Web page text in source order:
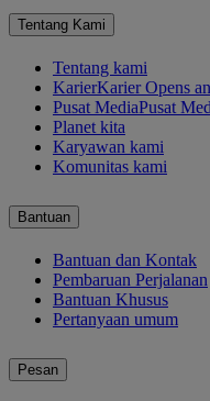
Tentang Kami
Tentang kami
KarierKarier Opens
Pusat MediaPusat
Planet kita
Karyawan kami
Komunitas kami
Bantuan
Bantuan dan Kontak
Pembaruan Perjalanan
Bantuan Khusus
Pertanyaan umum
Pesan